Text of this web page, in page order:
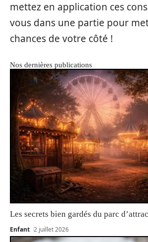
mettez en application ces
vous dans une partie pour
chances de votre côté !
Nos dernières publications
Les secrets bien gardés du parc
Enfant 2 juillet 2026